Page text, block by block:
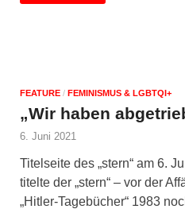
FEATURE / FEMINISMUS & LGBTQI+
„Wir haben
6. Juni 2021
Titelseite des „stern“ am 6.
titelte der „stern“ – vor der
„Hitler-Tagebücher“ 1983